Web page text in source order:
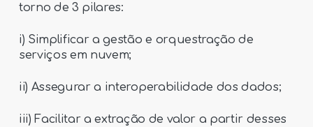
torno de 3 pilares:
i) Simplificar a gestão e orquestração de
serviços em nuvem;
ii) Assegurar a interoperabilidade dos dados;
iii) Facilitar a extração de valor a partir desses